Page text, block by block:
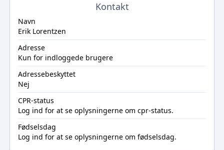
Kontakt
Navn
Erik Lorentzen
Adresse
Kun for indloggede brugere
Adressebeskyttet
Nej
CPR-status
Log ind for at se oplysningerne om cpr-status.
Fødselsdag
Log ind for at se oplysningerne om fødselsdag.